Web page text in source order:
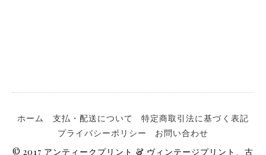
ホーム 支払・配送について
特定商取引法に基づく表記
プライバシーポリシー
お問い合わせ
© 2017 アンティークプリント & ヴィンテージプリント、古